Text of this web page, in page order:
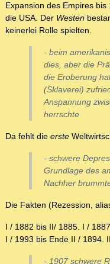
Expansion des Empires
die USA. Der Westen
keinerlei Rolle spielten.
- beim
dies, aber die
die Eroberung
(Sklaverei)
Anspannung
herrschte
Da fehlt die erste
- schwere
Grundlage des
Nachher
Die Fakten (Rezession,
I / 1882 bis II/ 1885. I /
I / 1993 bis Ende II / 1894.
- 1907 schwere